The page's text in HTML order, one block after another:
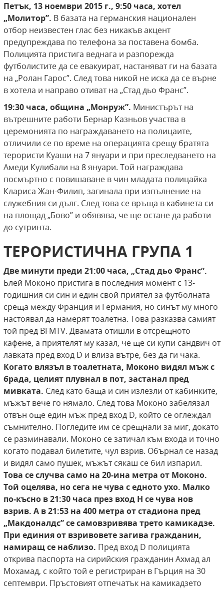
Петък, 13 ноември 2015 г., 9:50 часа, хотел
„Молитор”. В базата на германския национален
отбор неизвестен глас без никакъв акцент
предупреждава по телефона за поставена бомба.
Полицията пристига веднага и разпорежда
футболистите да се евакуират, настаняват ги на базата
на „Ролан Гарос”. След това никой не иска да се върне
в хотела и направо отиват на „Стад дьо Франс”.
19:30 часа, община „Монруж”. Министърът на
вътрешните работи Бернар Казньов участва в
церемонията по награждаването на полицаите,
отличили се по време на операцията срещу братята
терористи Куаши на 7 януари и при преследването на
Амеди Кулибали на 8 януари. Той награждава
посмъртно с повишаване в чин младата полицайка
Клариса Жан-Филип, загинала при изпълнение на
служебния си дълг. След това се връща в кабинета си
на площад „Бово” и обявява, че ще остане да работи
до сутринта.
ТЕРОРИСТИЧНА ГРУПА 1
Две минути преди 21:00 часа, „Стад дьо Франс”.
Блей Моконо пристига в последния момент с 13-
годишния си син и един свой приятел за футболната
среща между Франция и Германия, но синът му много
настоявал да намерят тоалетна. Това разказва самият
той пред BFMTV. Двамата отишли в отсрещното
кафене, а приятелят му казал, че ще си купи сандвич от
лавката пред вход D и влиза вътре, без да ги чака.
Когато влязъл в тоалетната, Моконо видял мъж с
брада, целият плувнал в пот, застанал пред
мивката. След като баща и син излезли от кабинките,
мъжът вече го нямало. След това Моконо забелязал
отвън още един мъж пред вход D, който се оглеждал
съмнително. Погледите им се срещнали за миг, докато
се разминавали. Моконо се затичал към входа и точно
когато подавал билетите, чул взрив. Обърнал се назад
и видял само пушек, мъжът сякаш се бил изпарил.
Това се случва само на 20-ина метра от Моконо.
Той оцелява, но сега не чува с едното ухо. Малко
по-късно в 21:30 часа през вход H се чува нов
взрив. А в 21:53 на 400 метра от стадиона пред
„Макдоналдс” се самовзривява трето камикадзе.
При единия от взривовете загива гражданин,
намиращ се наблизо. Пред вход D полицията
открива паспорта на сирийския гражданин Ахмад ал
Мохамад, с който той е регистриран в Гърция на 30
септември. Пръстовият отпечатък на камикадзето